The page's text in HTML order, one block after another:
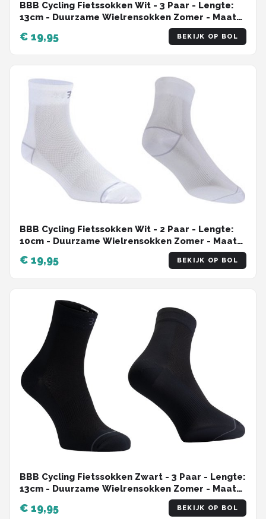
BBB Cycling Fietssokken Wit - 3 Paar - Lengte:
13cm - Duurzame Wielrensokken Zomer - Maat
44/47 - Fietssokken Heren en Dames -
CombiFeet BSO-20
€ 19,95 BEKIJK OP BOL
BBB Cycling Fietssokken Wit - 2 Paar - Lengte:
10cm - Duurzame Wielrensokken Zomer - Maat
35/38 - Fietssokken Heren en Dames -
CombiFeet BSO-06
€ 19,95 BEKIJK OP BOL
BBB Cycling Fietssokken Zwart - 3 Paar - Lengte:
13cm - Duurzame Wielrensokken Zomer - Maat
39/43 - Fietssokken Heren en Dames -
CombiFeet BSO-20
€ 19,95 BEKIJK OP BOL